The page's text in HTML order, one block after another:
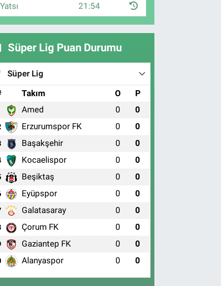
Yatsı 21:54
Süper Lig Puan Durumu
Süper Lig
Takım O P
Amed 0 0
Erzurumspor FK 0 0
Başakşehir 0 0
Kocaelispor 0 0
Beşiktaş 0 0
Eyüpspor 0 0
Galatasaray 0 0
Çorum FK 0 0
Gaziantep FK 0 0
Alanyaspor 0 0